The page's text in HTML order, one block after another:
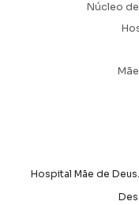
Núcleo
Hospital Mãe de